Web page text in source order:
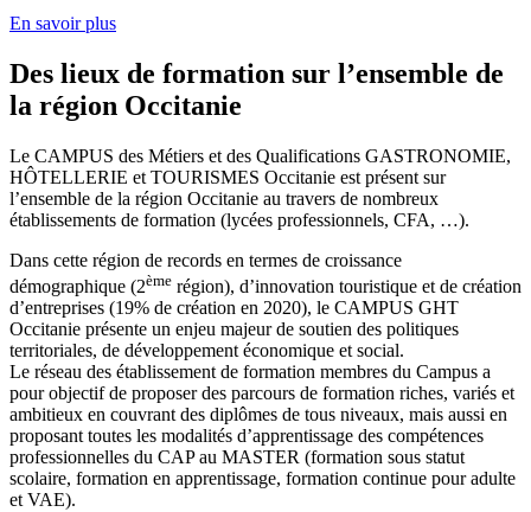
En savoir plus
Des lieux de formation sur l’ensemble de
la région Occitanie
Le CAMPUS des Métiers et des Qualifications GASTRONOMIE,
HÔTELLERIE et TOURISMES Occitanie est présent sur
l’ensemble de la région Occitanie au travers de nombreux
établissements de formation (lycées professionnels, CFA, …).
Dans cette région de records en termes de croissance
démographique (2ème région), d’innovation touristique et de création
d’entreprises (19% de création en 2020), le CAMPUS GHT
Occitanie présente un enjeu majeur de soutien des politiques
territoriales, de développement économique et social.
Le réseau des établissement de formation membres du Campus a
pour objectif de proposer des parcours de formation riches, variés et
ambitieux en couvrant des diplômes de tous niveaux, mais aussi en
proposant toutes les modalités d’apprentissage des compétences
professionnelles du CAP au MASTER (formation sous statut
scolaire, formation en apprentissage, formation continue pour adulte
et VAE).